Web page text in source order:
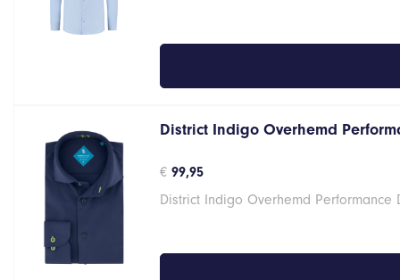
District Indigo Overhemd
€ 99,95
District Indigo Overhemd Performance